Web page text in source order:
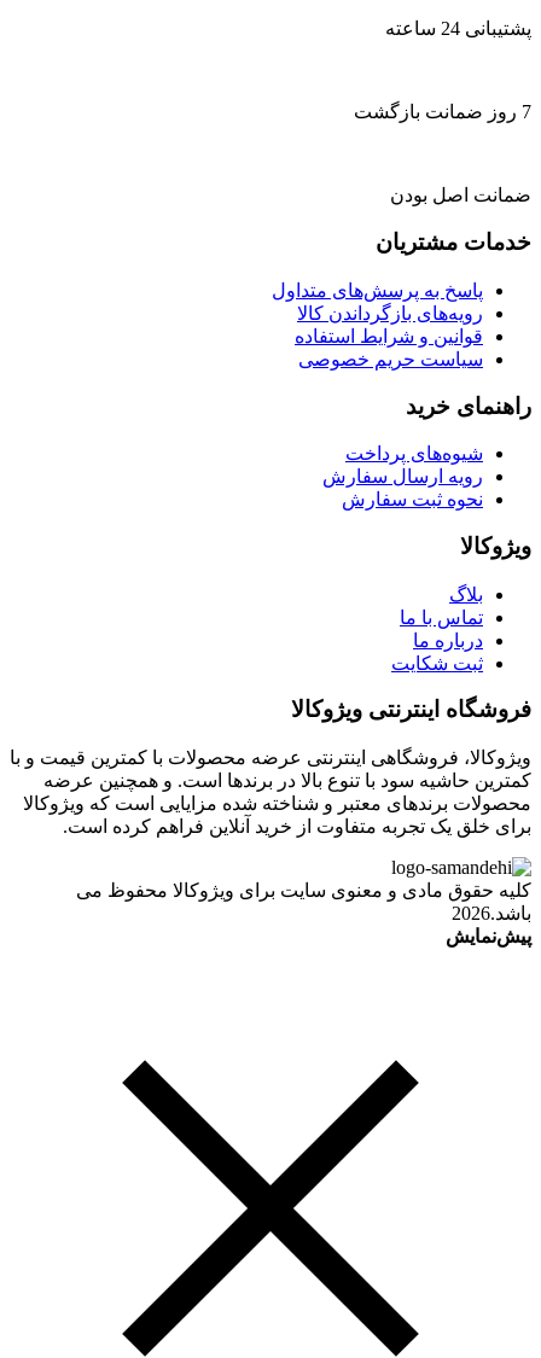
پشتیبانی 24 ساعته
7 روز ضمانت بازگشت
ضمانت اصل بودن
خدمات مشتریان
پاسخ به پرسش‌های متداول
رویه‌های بازگرداندن کالا
قوانین و شرایط استفاده
سیاست حریم خصوصی
راهنمای خرید
شیوه‌های پرداخت
رویه ارسال سفارش
نحوه ثبت سفارش
ویژوکالا
بلاگ
تماس با ما
درباره ما
ثبت شکایت
فروشگاه اینترنتی ویژوکالا
ویژوکالا، فروشگاهی اینترنتی عرضه محصولات با کمترین قیمت و با
کمترین حاشیه سود با تنوع بالا در برندها است. و همچنین عرضه
محصولات برندهای معتبر و شناخته شده مزایایی است که ویژوکالا
برای خلق یک تجربه متفاوت از خرید آنلاین فراهم کرده است.
کلیه حقوق مادی و معنوی سایت برای ویژوکالا محفوظ می
باشد.2026
پیش‌نمایش